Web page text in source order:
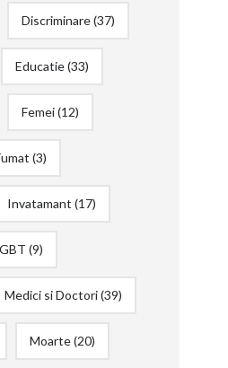
Discriminare(37)
Educatie(33)
Femei(12)
(3)
Invatamant (17)
(9)
Medici si Doctori(39)
Moarte(20)